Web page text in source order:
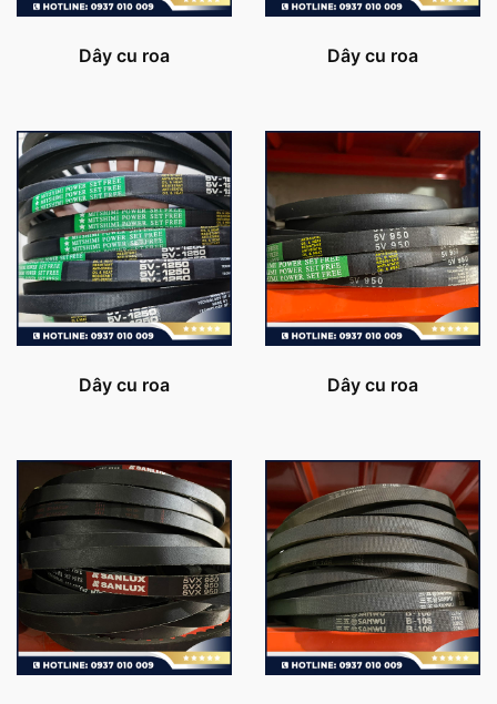
Dây cu roa Dây cu roa
Dây cu roa Dây cu roa